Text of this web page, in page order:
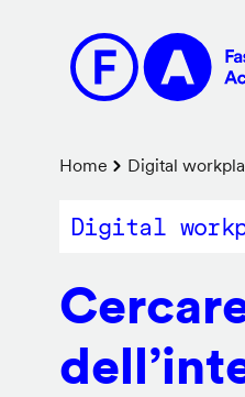
contenuto
principale
Briciole
di
Home Digital
Digital